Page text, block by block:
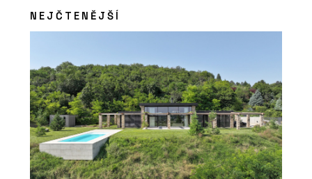
ČLÁNKY
NEJČTENĚJŠÍ